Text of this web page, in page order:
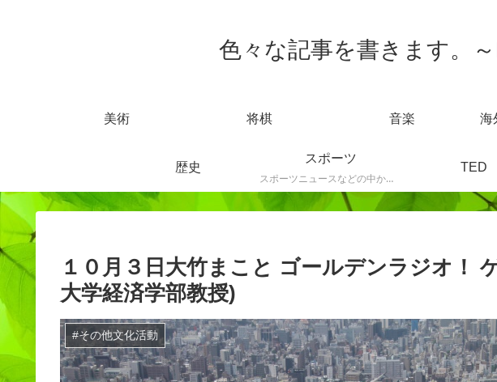
色々な記事を書きます。
美術 将棋 音楽 海
歴史
スポーツ
スポーツニュースなどの中から感じた事を書きます。
TED
１０月３日大竹まこと ゴールデンラジオ！
大学経済学部教授)
#その他文化活動